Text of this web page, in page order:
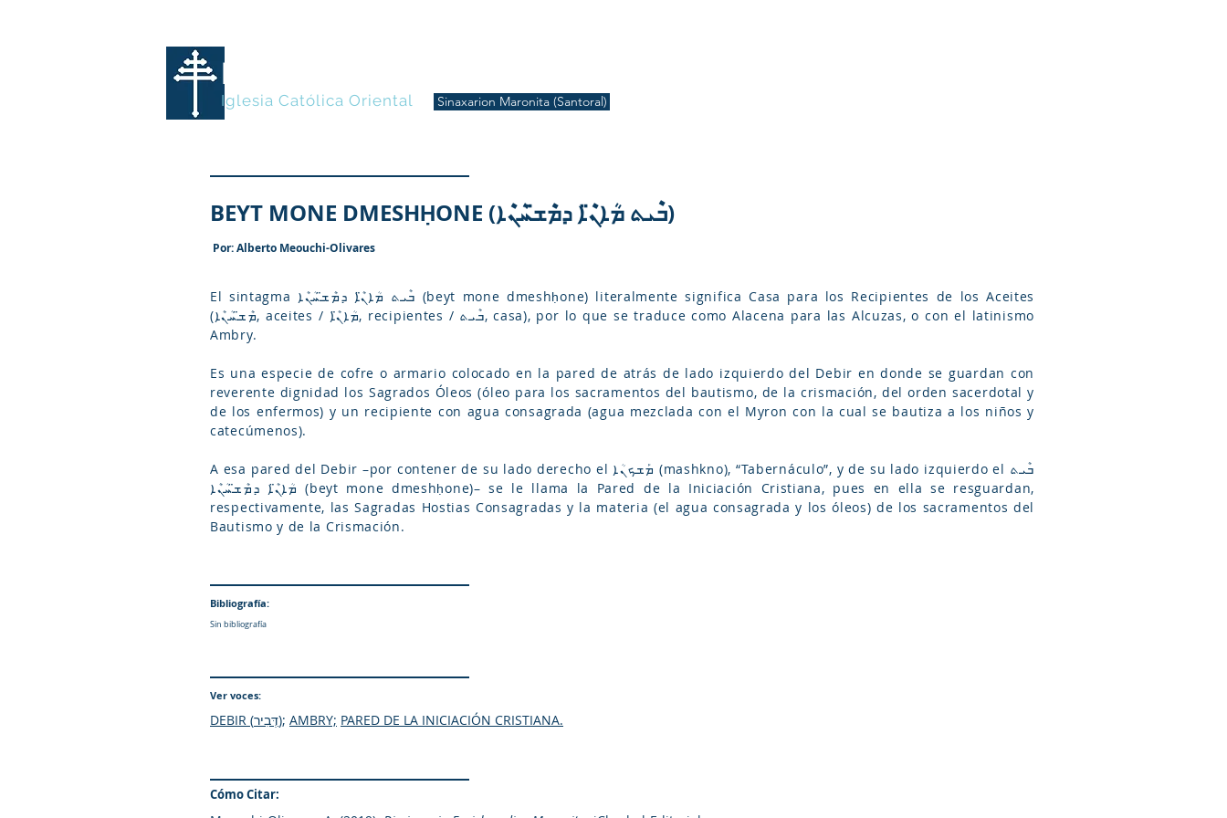
MARONITAS
Iglesia Católica Oriental
Sinaxarion Maronita (Santoral)
BEYT MONE DMESHḤONE (ܒܶܝܬ ܡܳܐܢ̈ܶܐ ܕܡܶܫ̈ܚܳܢܶܐ)
Por: Alberto Meouchi-Olivares
El sintagma ܒܶܝܬ ܡܳܐܢ̈ܶܐ ܕܡܶܫ̈ܚܳܢܶܐ (beyt mone dmeshḥone) literalmente significa Casa para los Recipientes de los Aceites
(ܡܶܫ̈ܚܳܢܶܐ, aceites / ܡܳܐܢ̈ܶܐ, recipientes / ܒܶܝܬ, casa), por lo que se traduce como Alacena para las Alcuzas, o con el latinismo
Ambry.
Es una especie de cofre o armario colocado en la pared de atrás de lado izquierdo del Debir en donde se guardan con
reverente dignidad los Sagrados Óleos (óleo para los sacramentos del bautismo, de la crismación, del orden sacerdotal y
de los enfermos) y un recipiente con agua consagrada (agua mezclada con el Myron con la cual se bautiza a los niños y
catecúmenos).
A esa pared del Debir –por contener de su lado derecho el ܡܰܫܟܢܳܐ (mashkno), “Tabernáculo”, y de su lado izquierdo el ܒܶܝܬ
ܡܳܐܢ̈ܶܐ ܕܡܶܫ̈ܚܳܢܶܐ (beyt mone dmeshḥone)– se le llama la Pared de la Iniciación Cristiana, pues en ella se resguardan,
respectivamente, las Sagradas Hostias Consagradas y la materia (el agua consagrada y los óleos) de los sacramentos del
Bautismo y de la Crismación.
Bibliografía:
Sin bibliografía
Ver voces:
DEBIR (דְּבִיר); AMBRY; PARED DE LA INICIACIÓN CRISTIANA.
Cómo Citar: